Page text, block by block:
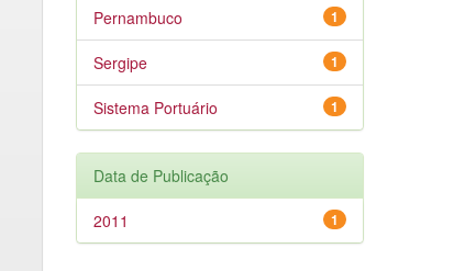
1
Pernambuco
1
Sergipe
1
Sistema Portuário
Data de Publicação
1
2011